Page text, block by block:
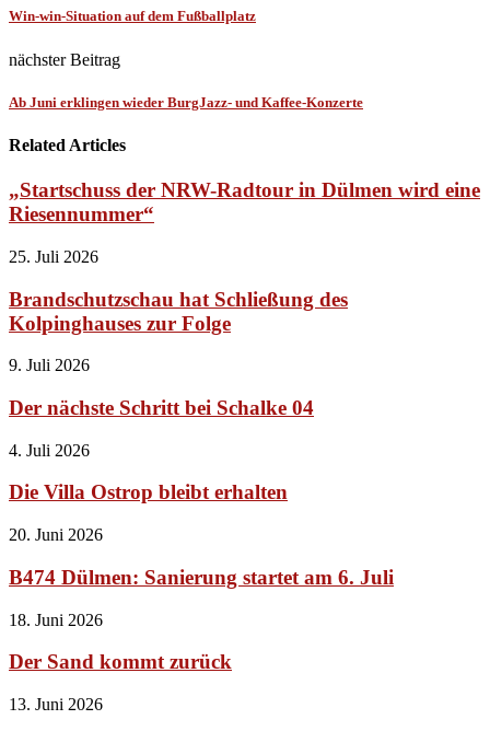
Win-win-Situation auf dem Fußballplatz
nächster Beitrag
Ab Juni erklingen wieder BurgJazz- und Kaffee-Konzerte
Related Articles
„Startschuss der NRW-Radtour in Dülmen wird eine
Riesennummer“
25. Juli 2026
Brandschutzschau hat Schließung des
Kolpinghauses zur Folge
9. Juli 2026
Der nächste Schritt bei Schalke 04
4. Juli 2026
Die Villa Ostrop bleibt erhalten
20. Juni 2026
B474 Dülmen: Sanierung startet am 6. Juli
18. Juni 2026
Der Sand kommt zurück
13. Juni 2026